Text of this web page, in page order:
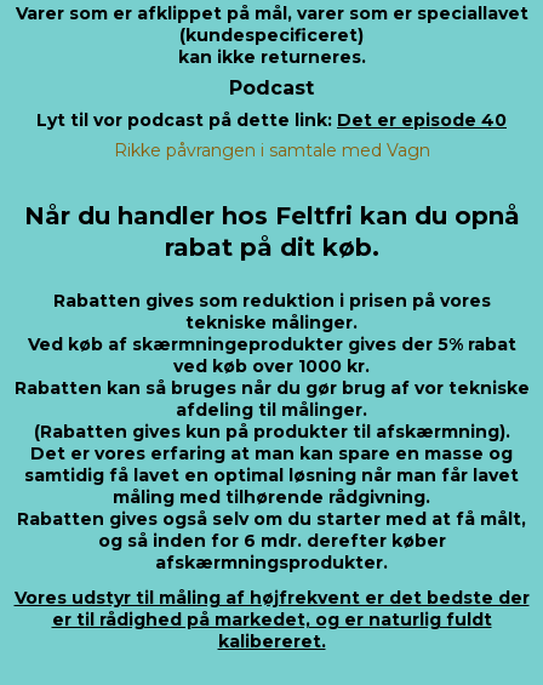
Varer som er afklippet på mål, varer som er speciallavet
(kundespecificeret)
kan ikke returneres.
Podcast
Lyt til vor podcast på dette link: Det er episode 40
Rikke påvrangen i samtale med Vagn
Når du handler hos Feltfri kan du opnå
rabat på dit køb.
Rabatten gives som reduktion i prisen på vores
tekniske målinger.
Ved køb af skærmningeprodukter gives der 5% rabat
ved køb over 1000 kr.
Rabatten kan så bruges når du gør brug af vor tekniske
afdeling til målinger.
(Rabatten gives kun på produkter til afskærmning).
Det er vores erfaring at man kan spare en masse og
samtidig få lavet en optimal løsning når man får lavet
måling med tilhørende rådgivning.
Rabatten gives også selv om du starter med at få målt,
og så inden for 6 mdr. derefter køber
afskærmningsprodukter.
Vores udstyr til måling af højfrekvent er det bedste der
er til rådighed på markedet, og er naturlig fuldt
kalibereret.